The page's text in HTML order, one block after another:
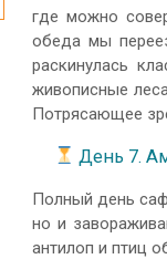
где можно
обеда мы
раскинулась
живописные
Потрясающее
День 7.
Полный день
но и
антилоп и птиц